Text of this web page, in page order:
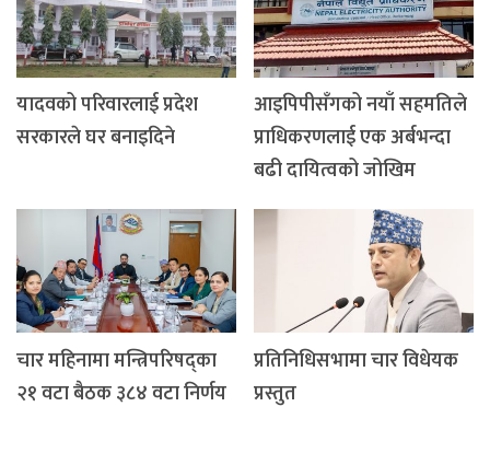
यादवको परिवारलाई प्रदेश
सरकारले घर बनाइदिने
आइपिपीसँगको नयाँ सहमतिले
प्राधिकरणलाई एक अर्बभन्दा
बढी दायित्वको जोखिम
चार महिनामा मन्त्रिपरिषद्का
२१ वटा बैठक ३८४ वटा निर्णय
प्रतिनिधिसभामा चार विधेयक
प्रस्तुत